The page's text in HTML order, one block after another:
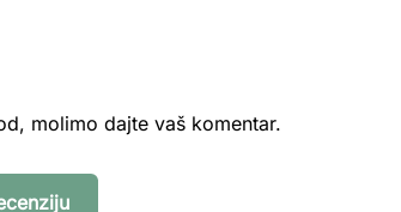
molimo dajte vaš komentar.